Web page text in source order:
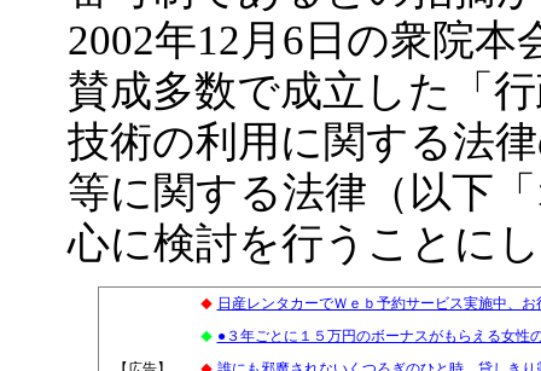
2002年12月6日の衆院
賛成多数で成立した「
技術の利用に関する法
等に関する法律（以下
心に検討を行うことに
◆ 日産レンタカーでＷｅｂ予約サービス実施中、
◆ ●３年ごとに１５万円のボーナスがもらえる女性